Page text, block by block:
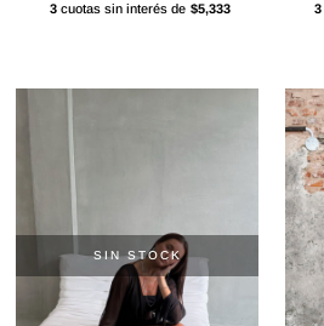
3cuotas sin interés de $5,333 3
SIN STOCK